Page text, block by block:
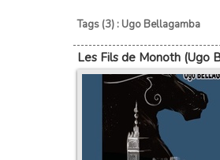
Tags (3) : Ugo Bellagamba
Les Fils de Monoth (Ugo